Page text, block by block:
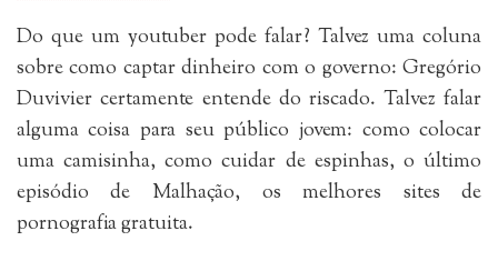
Do que um youtuber pode falar? Talvez uma coluna
sobre como captar dinheiro com o governo: Gregório
Duvivier certamente entende do riscado. Talvez falar
alguma coisa para seu público jovem: como colocar
uma camisinha, como cuidar de espinhas, o último
episódio de Malhação, os melhores sites de
pornografia gratuita.